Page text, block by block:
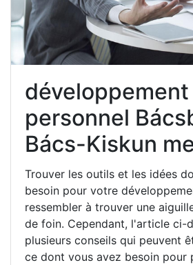
développement
personnel
Bács-Kiskun
Trouver les outils et les idées
besoin pour votre
ressembler à trouver une
de foin. Cependant, l'article ci-
plusieurs conseils qui peuvent
ce dont vous avez besoin pour